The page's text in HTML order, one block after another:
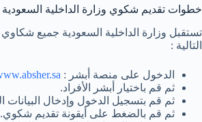
خطوات تقديم شكوي وزارة الداخلية السعودية
تستقبل وزارة الداخلية السعودية جميع
التالية :
الدخول على منصة أبشر :
ثم قم باختيار أبشر الأفراد.
ثم قم بتسجيل الدخول وإدخال البيانات
ثم قم بالضغط على أيقونة تقديم شكوي.